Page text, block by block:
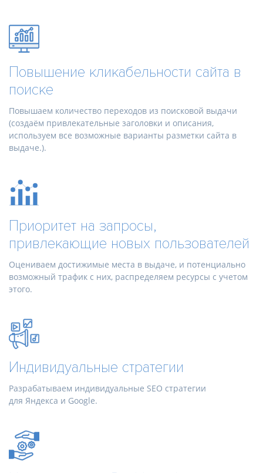
Повышение кликабельности сайта в
поиске
Повышаем количество переходов из поисковой выдачи
(создаём привлекательные заголовки и описания,
используем все возможные варианты разметки сайта в
выдаче.).
Приоритет на запросы,
привлекающие новых пользователей
Оцениваем достижимые места в выдаче, и потенциально
возможный трафик с них, распределяем ресурсы с учетом
этого.
Индивидуальные стратегии
Разрабатываем индивидуальные SEO стратегии
для Яндекса и Google.